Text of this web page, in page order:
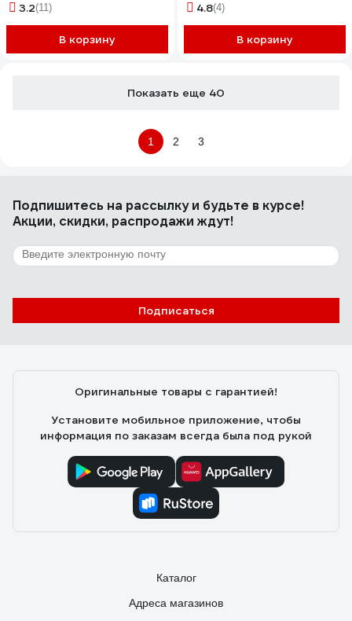
3.2(11)
В корзину
4.8(4)
В корзину
Показать еще 40
1 2 3
Подпишитесь на рассылкуи будьте в курсе!
Акции, скидки, распродажи ждут!
Подписаться
Оригинальные товары с гарантией!
Установите мобильное приложение, чтобы
информация по заказам всегда была под рукой
Каталог
Адреса магазинов